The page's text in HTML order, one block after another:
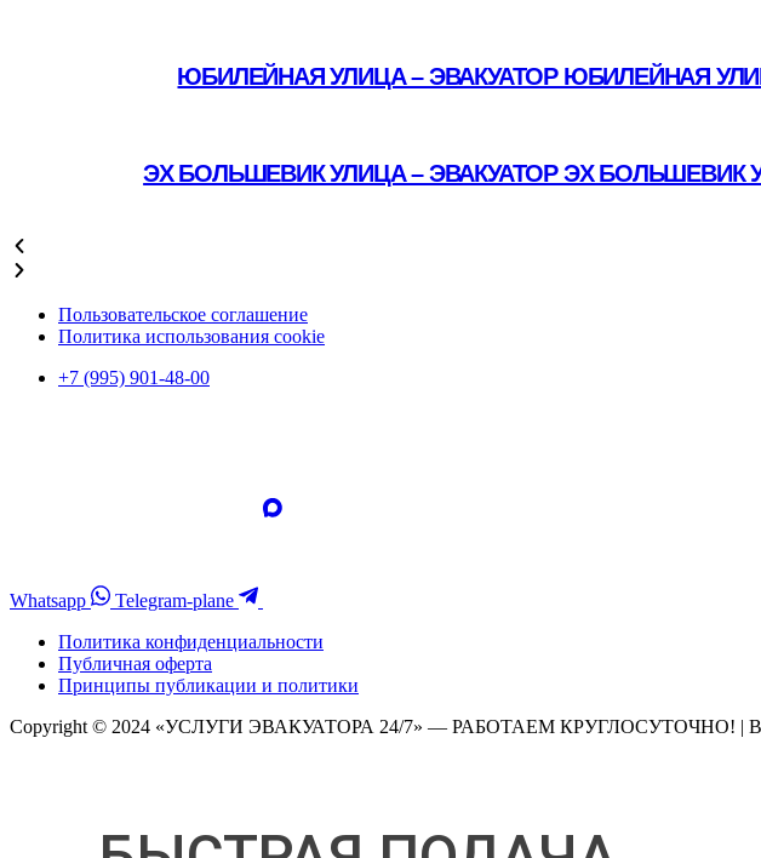
ЮБИЛЕЙНАЯ УЛИЦА – ЭВАКУАТОР ЮБИЛЕЙНАЯ
ЭХ БОЛЬШЕВИК УЛИЦА – ЭВАКУАТОР ЭХ
Пользовательское соглашение
Политика использования cookie
+7 (995) 901-48-00
Whatsapp
Telegram-plane
Политика конфиденциальности
Публичная оферта
Принципы публикации и политики
Copyright © 2024 «УСЛУГИ ЭВАКУАТОРА 24/7» — РАБОТАЕМ КРУГЛОСУТОЧНО! |